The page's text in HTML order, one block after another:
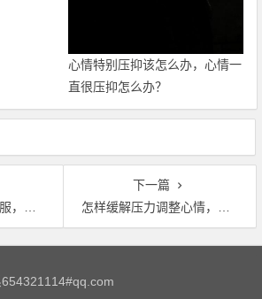
心情特别压抑该怎么办，心情一
直很压抑怎么办？
心理
下一篇
怎样缓解压力调整心情，如何缓解心里压力，调节情绪